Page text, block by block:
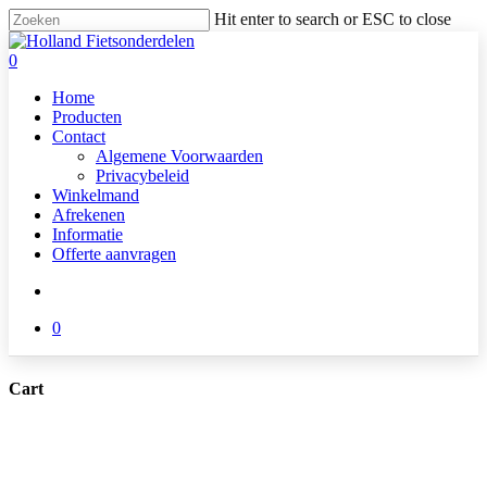
Skip
to
main
Hit enter to search or ESC to close
Close
Search
search
0
Home
Producten
Contact
Algemene Voorwaarden
Privacybeleid
Winkelmand
Afrekenen
Informatie
Offerte aanvragen
0
Cart